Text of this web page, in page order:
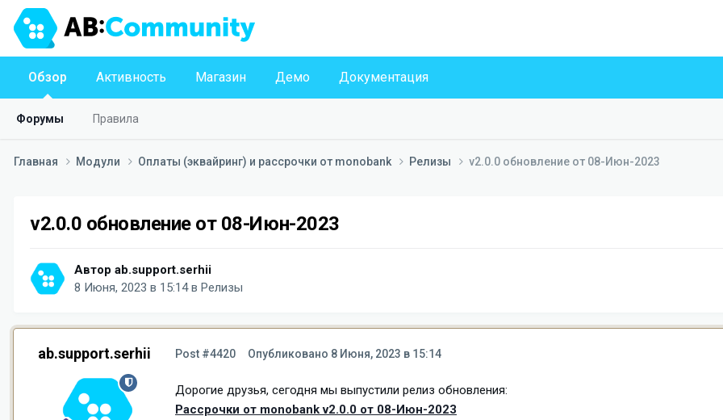
Обзор
Форумы Правила
Активность Магазин Демо Документация
Главная Модули Оплаты (эквайринг) и рассрочки от monobank Релизы v2.0.0 обновление от 08-Июн-2023
v2.0.0 обновление от 08-Июн-2023
Автор ab.support.serhii
8 Июня, 2023 в 15:14в Релизы
ab.support.serhii Post #4420 Опубликовано 8 Июня, 2023 в 15:14
Дорогие друзья, сегодня мы выпустили релиз обновления:
Рассрочки от monobank v2.0.0 от 08-Июн-2023